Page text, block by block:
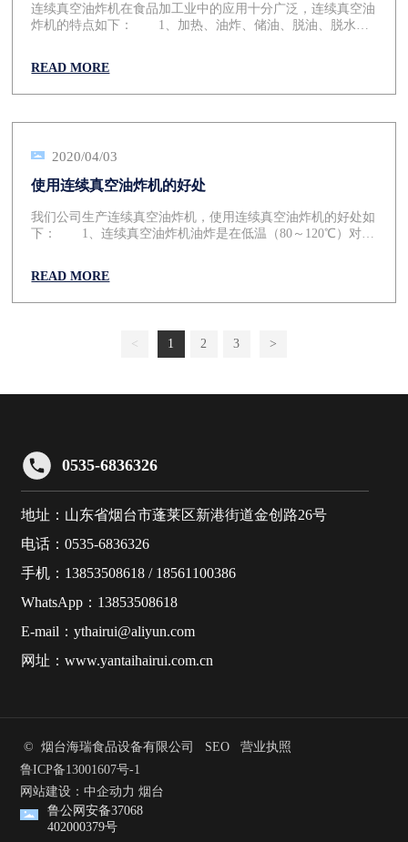
连续真空油炸机在食品加工业中的应用十分广泛，连续真空油
炸机的特点如下： 1、加热、油炸、储油、脱油、脱水、
减轻甚至避免氧化作用（例如脂肪酸败、酶促褐变和其他氧化
变质等）所带来的危害。在负压状态，以油作为传热媒介，食
组织形成疏松多孔的结构。 2、自动控制温度和压力（真
4、油水分离系统可将蒸发的水油冷却分离，减少水循环的污
机的发展推动我国现有食品加工业的技术进步。
READ MORE
2020/04/03
使用连续真空油炸机的好处
我们公司生产连续真空油炸机，使用连续真空油炸机的好处如
下： 1、连续真空油炸机油炸是在低温（80～120℃）对食
加入其他抗氧化剂，可以提高油的反复利用率，降低成本。
3、连续真空油炸机的含油率在10%-20％，节油30％-40%，
真空油炸机在真空状态下，果蔬细胞间隙中的水分急剧汽化、
膨胀，间隙扩大，膨化效果好，产品酥脆可口，且具良好的复
READ MORE
< 1 2 3 >
0535-6836326
地址：山东省烟台市蓬莱区新港街道金创路26号
电话：0535-6836326
手机： 13853508618 / 18561100386
WhatsApp： 13853508618
E-mail：ythairui@aliyun.com
网址：www.yantaihairui.com.cn
© 烟台海瑞食品设备有限公司 SEO
营业执照
鲁ICP备13001607号-1
网站建设：中企动力 烟台
鲁公网安备37068
402000379号